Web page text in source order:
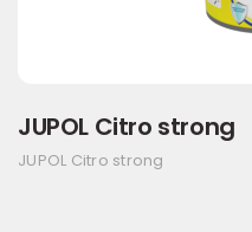
JUPOL Citro strong
JUPOL Citro strong